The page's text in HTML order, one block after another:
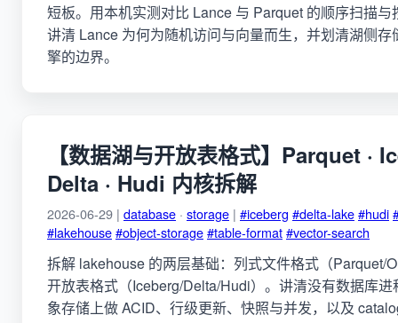
短板。用本机实测对比 Lance 与 Parquet 的顺序扫描与
讲清 Lance 为何为随机访问与向量而生，并划清湖侧存
擎的边界。
【数据湖与开放表格式】Parquet ·
Delta · Hudi 内核拆解
2026-06-29 | database · storage | #iceberg #delta-lake#hudi
#lakehouse#object-storage#table-format#vector-search
拆解 lakehouse 的两层基础：列式文件格式（Parquet/
开放表格式（Iceberg/Delta/Hudi）。讲清没有数据库
象存储上做 ACID、行级更新、快照与并发，以及